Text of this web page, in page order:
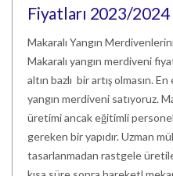
Fiyatları 2023/2024
Makaralı Yangın
Makaralı yangın merdiveni
altın bazlı bir artış olmasın.
yangın merdiveni satıyoruz.
üretimi ancak eğitimli
gereken bir yapıdır. Uzman
tasarlanmadan rastgele